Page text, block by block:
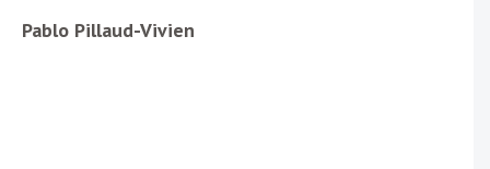
Pablo Pillaud-Vivien